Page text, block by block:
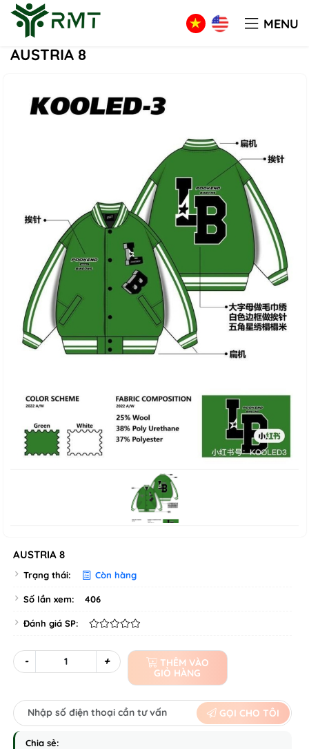
MENU
PRODUCT Apparel AUSTRIA 8
AUSTRIA 8
AUSTRIA 8
Trạng thái: Còn hàng
Số lần xem: 406
Đánh giá SP:
- +
THÊM VÀO
GIỎ HÀNG
GỌI CHO TÔI
Chia sẻ: